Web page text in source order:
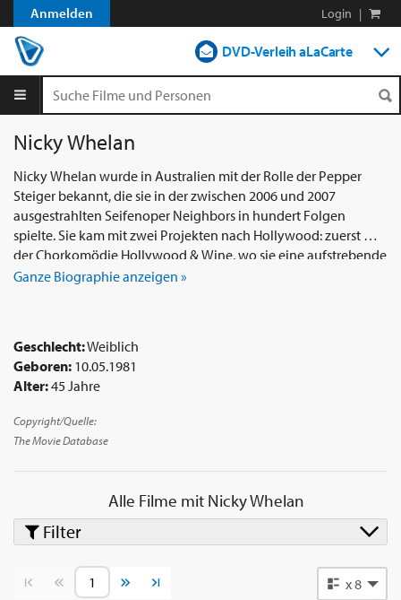
Anmelden Login |
DVD-Verleih aLaCarte
Shop
Blog
Nicky Whelan
Nicky Whelan wurde in Australien mit der Rolle der Pepper
Steiger bekannt, die sie in der zwischen 2006 und 2007
ausgestrahlten Seifenoper Neighbors in hundert Folgen
spielte. Sie kam mit zwei Projekten nach Hollywood: zuerst mit
der Chorkomödie Hollywood & Wine, wo sie eine aufstrebende
Schauspielerin spielte, die nach Hollywood kam. Dann durch
den Dreharbeiten zu einer Komödie der Farrelly-Brüder fort,
Good to shoot, getragen vom Tandem Jason Sudeikis / Owen
Wilson, dann Auftritte in Serien, Kurzfilmen und Filmen der B-
Land zu ziehen: Sie trat in sechs Folgen der Detektivserie
Rolle in der von Milo Ventimiglia getragenen Webserie Chosen.
Sie spielt in den ersten beiden Staffeln der Serie und gibt auch
die Antwort auf Chad Michael Murray. Im folgenden Jahr
folgten Nebenrollen in zwei fantastischen Spielfilmen, die in
Flugzeugen spielen: Einer war ein Fernsehfilm für den SyFy-
Kanal, Flight 7500: One Way Back, mit einer Besetzung von
Schauspielern aus Fernsehserien; und der andere ist der
Ganze Biographie anzeigen »
Geschlecht:Weiblich
Geboren: 10.05.1981
Alter:45 Jahre
Copyright/Quelle:
The Movie Database
Alle Filme mitNicky Whelan
Vorherige SeiteNächste Seite x 8
Filter